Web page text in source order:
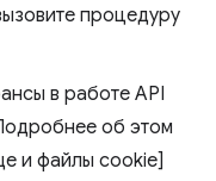
процедуру
в работе API
об этом
и файлы cookie]